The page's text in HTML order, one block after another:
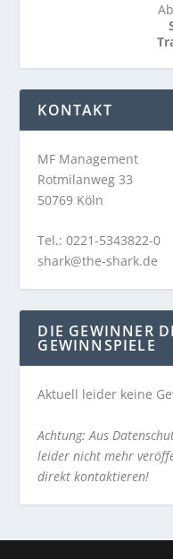
KONTAKT
MF Management
Rotmilanweg 33
50769 Köln
Tel.: 0221-5343822-0
shark@the-shark.de
DIE GEWINNER
GEWINNSPIELE
Aktuell leider keine
Achtung: Aus
leider nicht mehr
direkt kontaktieren!